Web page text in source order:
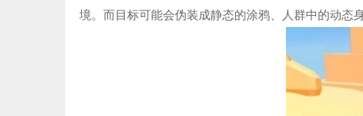
境。而目标可能会伪装成静态的涂鸦、人群中的动态